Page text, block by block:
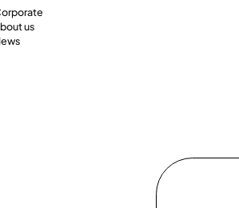
us